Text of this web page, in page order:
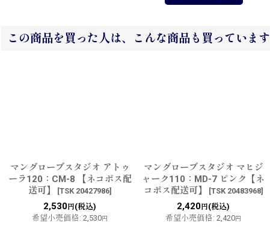
この商品を買った人は、こんな商品も買っています
マングローブスタジオ アトゥ
ーラ120：CM-8 【ネコポス配
送可】
[TSK 20427986]
2,530 円(税込)
希望小売価格: 2,530円
マングローブスタジオ マヒジ
ャーク110：MD-7 ピンク【ネ
コポス配送可】
[TSK 20483968]
2,420 円(税込)
希望小売価格: 2,420円